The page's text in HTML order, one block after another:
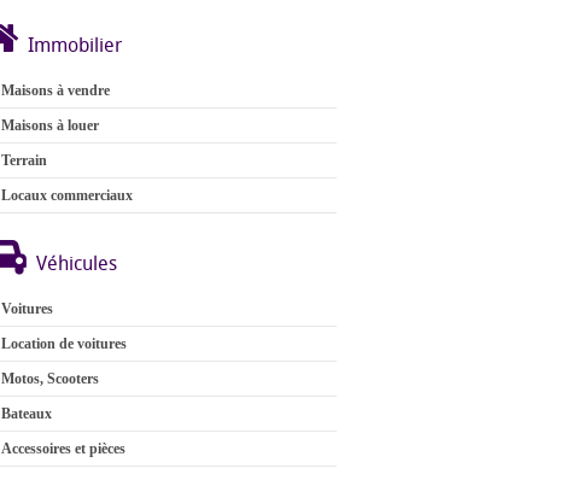
Immobilier
Maisons à vendre
Maisons à louer
Terrain
Locaux commerciaux
Véhicules
Voitures
Location de voitures
Motos, Scooters
Bateaux
Accessoires et pièces